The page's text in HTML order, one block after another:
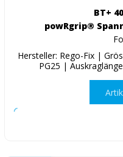
BT+
powRgrip®
Hersteller: Rego-Fix |
PG25 |